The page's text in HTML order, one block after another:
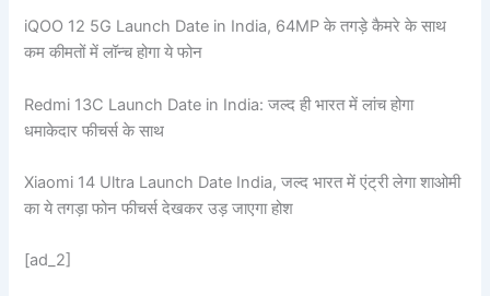
iQOO 12 5G Launch Date in India, 64MP के तगड़े कैमरे के साथ
कम कीमतों में लॉन्च होगा ये फोन
Redmi 13C Launch Date in India: जल्द ही भारत में लांच होगा
धमाकेदार फीचर्स के साथ
Xiaomi 14 Ultra Launch Date India, जल्द भारत में एंट्री लेगा शाओमी
का ये तगड़ा फोन फीचर्स देखकर उड़ जाएगा होश
[ad_2]